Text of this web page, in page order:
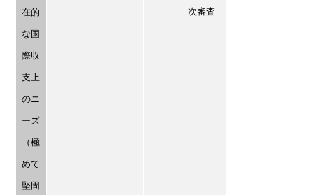
在的
な国
際収
支上
のニ
ーズ
（極
めて
堅固
次審査